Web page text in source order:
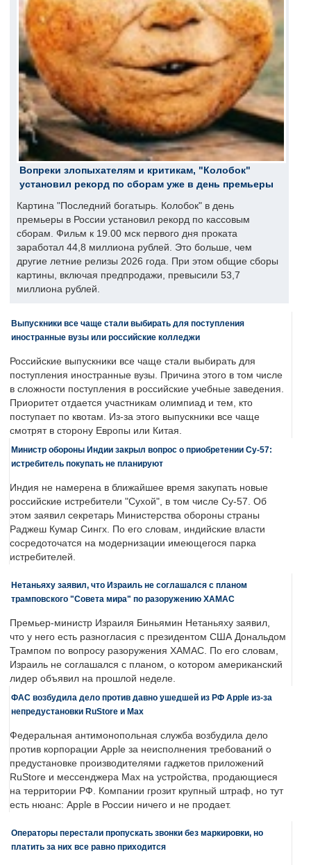
Вопреки злопыхателям и критикам, "Колобок"
установил рекорд по сборам уже в день премьеры
Картина "Последний богатырь. Колобок" в день
премьеры в России установил рекорд по кассовым
сборам. Фильм к 19.00 мск первого дня проката
заработал 44,8 миллиона рублей. Это больше, чем
другие летние релизы 2026 года. При этом общие сборы
картины, включая предпродажи, превысили 53,7
миллиона рублей.
Выпускники все чаще стали выбирать для поступления
иностранные вузы или российские колледжи
Российские выпускники все чаще стали выбирать для
поступления иностранные вузы. Причина этого в том числе
в сложности поступления в российские учебные заведения.
Приоритет отдается участникам олимпиад и тем, кто
поступает по квотам. Из-за этого выпускники все чаще
смотрят в сторону Европы или Китая.
Министр обороны Индии закрыл вопрос о приобретении Су-57:
истребитель покупать не планируют
Индия не намерена в ближайшее время закупать новые
российские истребители "Сухой", в том числе Су-57. Об
этом заявил секретарь Министерства обороны страны
Раджеш Кумар Сингх. По его словам, индийские власти
сосредоточатся на модернизации имеющегося парка
истребителей.
Нетаньяху заявил, что Израиль не соглашался с планом
трамповского "Совета мира" по разоружению ХАМАС
Премьер-министр Израиля Биньямин Нетаньяху заявил,
что у него есть разногласия с президентом США Дональдом
Трампом по вопросу разоружения ХАМАС. По его словам,
Израиль не соглашался с планом, о котором американский
лидер объявил на прошлой неделе.
ФАС возбудила дело против давно ушедшей из РФ Apple из-за
непредустановки RuStore и Max
Федеральная антимонопольная служба возбудила дело
против корпорации Apple за неисполнения требований о
предустановке производителями гаджетов приложений
RuStore и мессенджера Max на устройства, продающиеся
на территории РФ. Компании грозит крупный штраф, но тут
есть нюанс: Apple в России ничего и не продает.
Операторы перестали пропускать звонки без маркировки, но
платить за них все равно приходится